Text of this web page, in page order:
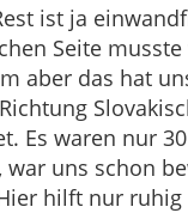
ist ja
Seite
aber das hat
Es waren nur
war uns schon
hilft nur